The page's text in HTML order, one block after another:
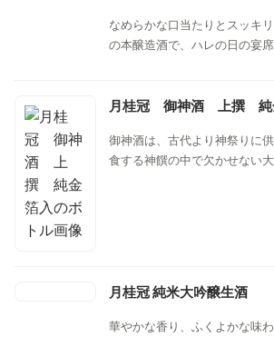
なめらかな口当たりとスッキ
の本醸造酒で、ハレの日の宴
月桂冠 御神酒 上撰 純
御神酒は、古代より神祭りに
食する神饌の中で欠かせない
月桂冠 純米大吟醸生酒
華やかな香り、ふくよかな味